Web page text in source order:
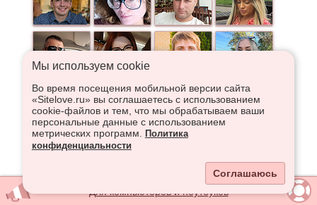
Мы используем сookie
Во время посещения мобильной версии сайта
«Sitelove.ru» вы соглашаетесь с использованием
cookie-файлов и тем, что мы обрабатываем ваши
персональные данные с использованием
метрических программ.
Политика
конфиденциальности
Соглашаюсь
Для компьютеров и ноутбуков